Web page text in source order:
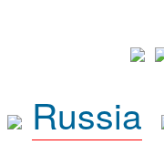
Russia